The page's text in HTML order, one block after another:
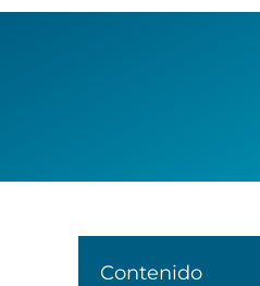
Contenido